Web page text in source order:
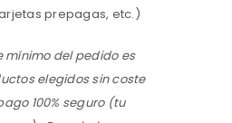
prepagas, etc.)
mínimo del pedido es
elegidos sin coste
100% seguro (tu